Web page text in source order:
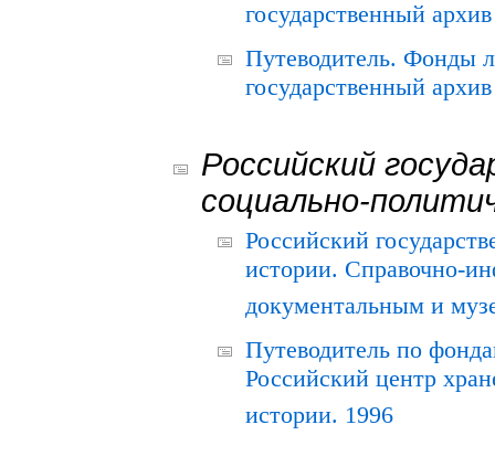
государственный
Путеводитель. Фонды
государственный
Российский
социально-
Российский
истории. Справочно-
документальным и
Путеводитель по
Российский центр
истории. 1996